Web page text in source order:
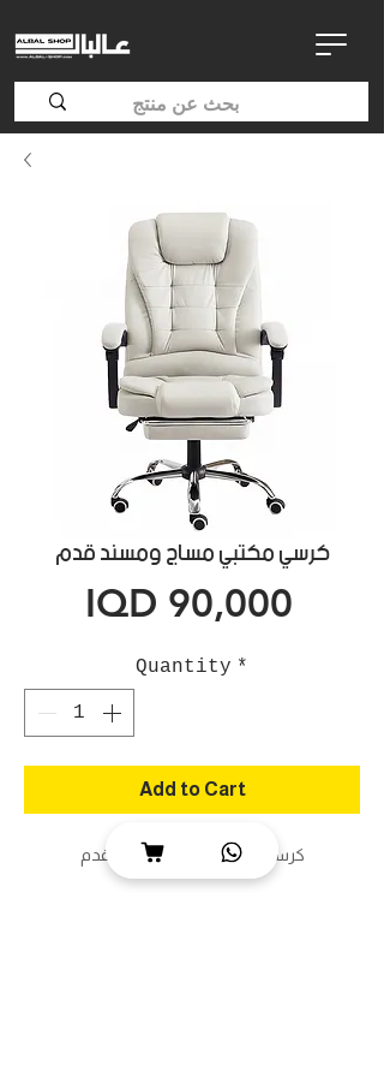
كرسي مكتبي مساج ومسند قدم
IQD 90,000
Quantity *
Add to Cart
كرسي مكتبي مساج ومسند قدم